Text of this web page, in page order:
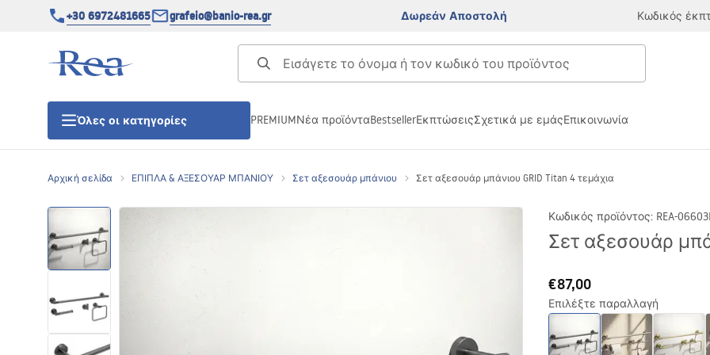
+30 6972481665 grafeio@banio-rea.gr Δωρεάν Αποστολή Κωδικός
Όλες οι κατηγορίες
Πόρτες ντουζίερας
ΣΙΦΩΝΙΑ ΔΑΠΕΔΟΥ
PREMIUMΝέα προϊόνταBestsellerΕκπτώσειςΣχετικά με εμάςΕπικοινωνία
Αρχική σελίδα ΕΠΙΠΛΑ & ΑΞΕΣΟΥΑΡ ΜΠΑΝΙΟΥ Σετ αξεσουάρ μπάνιου Σετ αξεσουάρ μπάνιου GRID Titan 4 τεμάχια
Κωδικός προϊόντος: REA-06603
Σετ αξεσουάρ
€87,00
Επιλέξτε παραλλαγή